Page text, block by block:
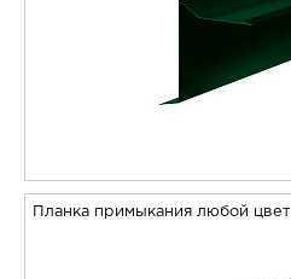
Планка примыкания любой цвет